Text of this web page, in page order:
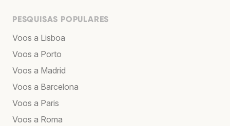
PESQUISAS POPULARES
Voos a Lisboa
Voos a Porto
Voos a Madrid
Voos a Barcelona
Voos a Paris
Voos a Roma